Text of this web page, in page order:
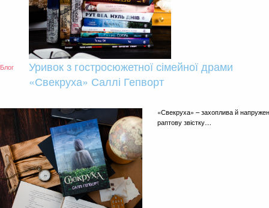
Блог
Уривок з гостросюжетної сімейної драми
«Свекруха» Саллі Гепворт
«Свекруха» – захоплива й
раптову звістку…